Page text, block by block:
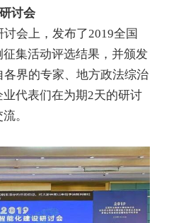
讨会
会上，发布了2019全国
集活动评选结果，并颁发
界的专家、地方政法综治
代表们在为期2天的研讨
。